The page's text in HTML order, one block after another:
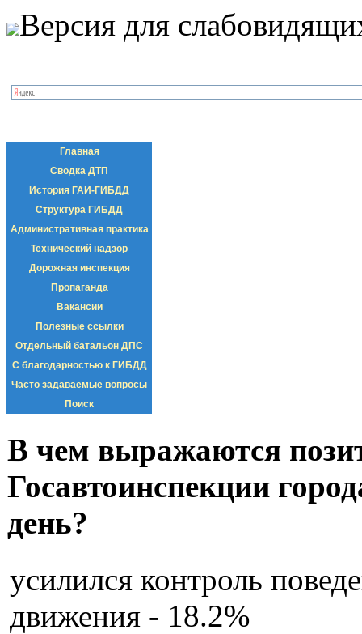
Версия для
Главная
Сводка ДТП
История ГАИ-ГИБДД
Структура ГИБДД
Административная практика
Технический надзор
Дорожная инспекция
Пропаганда
Вакансии
Полезные ссылки
Отдельный батальон ДПС
С благодарностью к ГИБДД
Часто задаваемые вопросы
Поиск
В чем выражаются
Госавтоинспекции
день?
усилился контроль
движения - 18.2%